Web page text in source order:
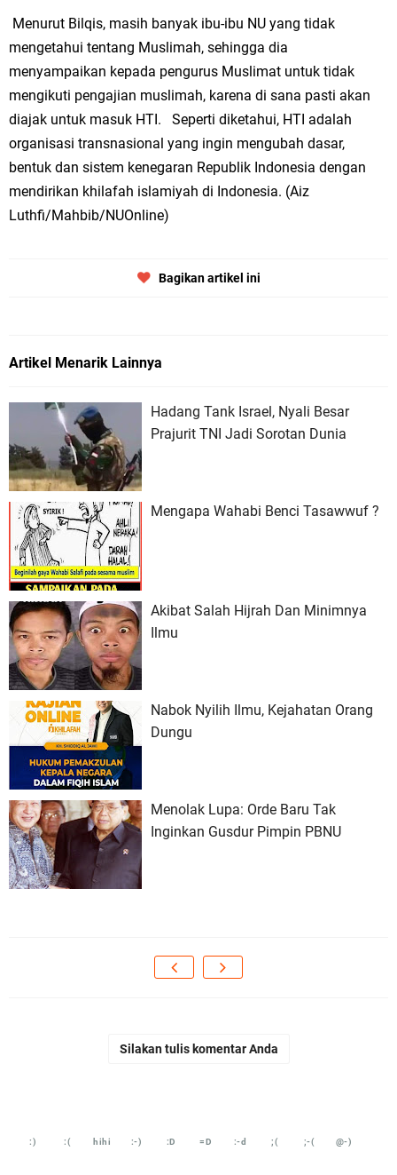
Menurut Bilqis, masih banyak ibu-ibu NU yang tidak
mengetahui tentang Muslimah, sehingga dia
menyampaikan kepada pengurus Muslimat untuk tidak
mengikuti pengajian muslimah, karena di sana pasti akan
diajak untuk masuk HTI. Seperti diketahui, HTI adalah
organisasi transnasional yang ingin mengubah dasar,
bentuk dan sistem kenegaran Republik Indonesia dengan
mendirikan khilafah islamiyah di Indonesia. (Aiz
Luthfi/Mahbib/NUOnline)
Bagikan artikel ini
Artikel Menarik Lainnya
Hadang Tank Israel, Nyali Besar
Prajurit TNI Jadi Sorotan Dunia
Mengapa Wahabi Benci Tasawwuf ?
Akibat Salah Hijrah Dan Minimnya
Ilmu
Nabok Nyilih Ilmu, Kejahatan Orang
Dungu
Menolak Lupa: Orde Baru Tak
Inginkan Gusdur Pimpin PBNU
Silakan tulis komentar Anda
:) :( hihi :-) :D =D :-d ;( ;-( @-)